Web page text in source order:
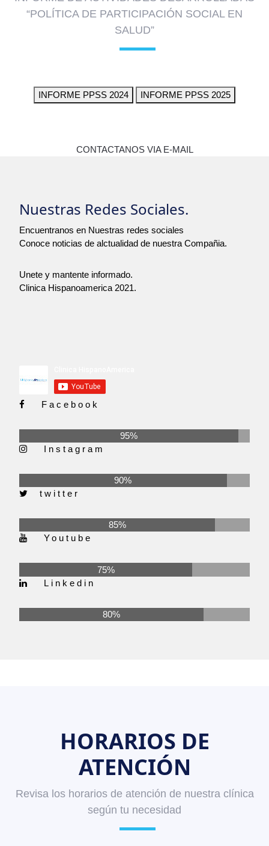
“POLÍTICA DE PARTICIPACIÓN SOCIAL EN
SALUD”
INFORME PPSS 2024 INFORME PPSS 2025
CONTACTANOS VIA E-MAIL
Nuestras Redes Sociales.
Encuentranos en Nuestras redes sociales
Conoce noticias de alctualidad de nuestra Compañia.
Unete y mantente informado.
Clinica Hispanoamerica 2021.
Facebook
95%
Instagram
90%
twitter
85%
Youtube
75%
Linkedin
80%
HORARIOS DE
ATENCIÓN
Revisa los horarios de atención de nuestra clínica
según tu necesidad